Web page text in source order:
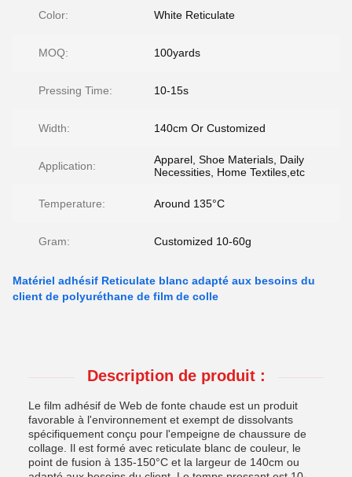
Color: White Reticulate
MOQ: 100yards
Pressing Time: 10-15s
Width: 140cm Or Customized
Application:
Apparel, Shoe Materials, Daily
Necessities, Home Textiles,etc
Temperature: Around 135°C
Gram: Customized 10-60g
Matériel adhésif Reticulate blanc adapté aux besoins du
client de polyuréthane de film de colle
Description de produit :
Le film adhésif de Web de fonte chaude est un produit
favorable à l'environnement et exempt de dissolvants
spécifiquement conçu pour l'empeigne de chaussure de
collage. Il est formé avec reticulate blanc de couleur, le
point de fusion à 135-150°C et la largeur de 140cm ou